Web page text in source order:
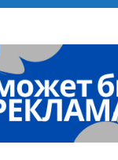
Независимости